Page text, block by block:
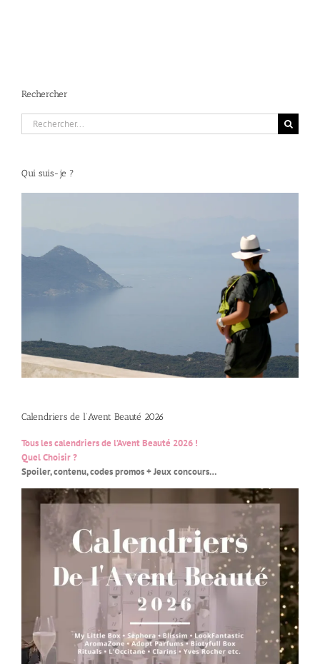
Rechercher
Rechercher:
Qui suis-je ?
Calendriers de l’Avent Beauté 2026
Tous les calendriers de l’Avent Beauté 2026 !
Quel Choisir ?
Spoiler, contenu, codes promos + Jeux concours…